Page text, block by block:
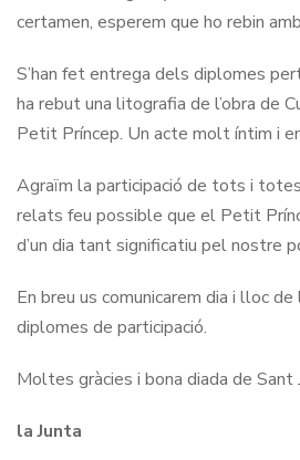
certamen, esperem que ho rebin
S’han fet entrega dels diplomes
ha rebut una litografia de l’obra de
Petit Príncep. Un acte molt íntim i
Agraïm la participació de tots i
relats feu possible que el Petit
d’un dia tant significatiu pel nostre
En breu us comunicarem dia i lloc de
diplomes de participació.
Moltes gràcies i bona diada de Sant
la Junta